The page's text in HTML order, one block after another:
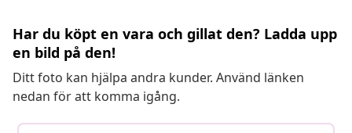
Har du köpt en vara och gillat den? Ladda upp
en bild på den!
Ditt foto kan hjälpa andra kunder. Använd länken
nedan för att komma igång.